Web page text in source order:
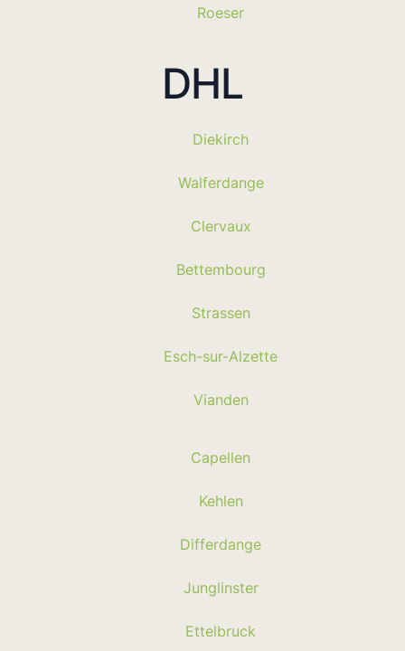
Roeser
DHL
Diekirch
Walferdange
Clervaux
Bettembourg
Strassen
Esch-sur-Alzette
Vianden
Capellen
Kehlen
Differdange
Junglinster
Ettelbruck